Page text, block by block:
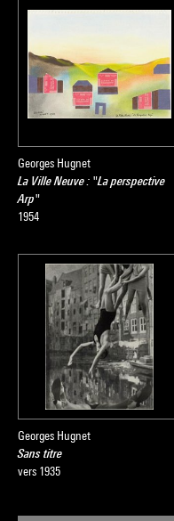
Georges Hugnet
La Ville Neuve : "La perspective
Arp"
1954
Georges Hugnet
Sans titre
vers 1935